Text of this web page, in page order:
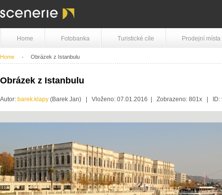
Home Fotobanka Turistické cíle Prodejní místa
Home Obrázek z Istanbulu
Obrázek z Istanbulu
Autor: barek.klapy (Barek Jan) | Vloženo: 07.01.2016 | Zobrazeno: 801x | ID: